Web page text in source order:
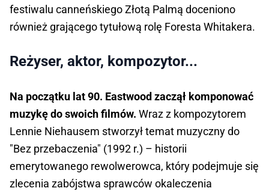
festiwalu canneńskiego Złotą Palmą doceniono
również grającego tytułową rolę Foresta Whitakera.
Reżyser, aktor, kompozytor...
Na początku lat 90. Eastwood zaczął komponować
muzykę do swoich filmów. Wraz z kompozytorem
Lennie Niehausem stworzył temat muzyczny do
"Bez przebaczenia" (1992 r.) – historii
emerytowanego rewolwerowca, który podejmuje się
zlecenia zabójstwa sprawców okaleczenia